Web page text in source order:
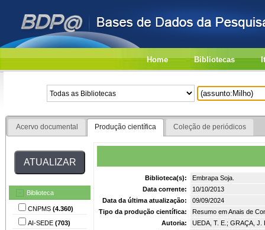
Home Bibliotecas
Acervo documental Produção científica Coleção de periódicos
Biblioteca
CNPMS (4.360)
AI-SEDE (703)
Biblioteca(s):
Embrapa Soja.
Data corrente:
10/10/2013
Data da última atualização:
09/09/2024
Tipo da produção científica:
Resumo em Anais de
Autoria:
UEDA, T. E.; GRAÇA, J.